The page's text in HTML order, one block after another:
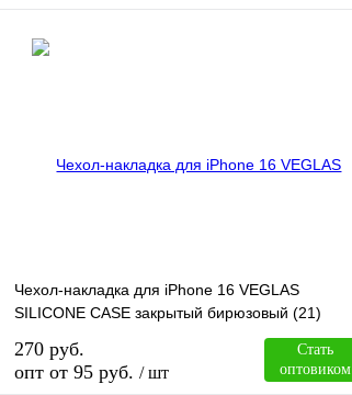
В избранное
В
Чехол-накладка для iPhone 16 VEGLAS
SILICONE CASE закрытый бирюзовый (21)
270 руб.
опт от 95 руб. / шт
Стать
оптовиком